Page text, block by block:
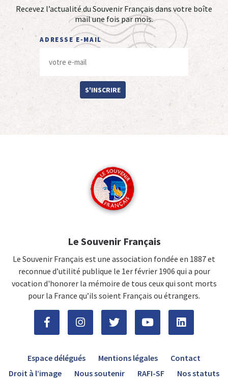
Recevez l’actualité du Souvenir Français dans votre boîte
mail une fois par mois.
ADRESSE E-MAIL
S'INSCRIRE
Le Souvenir Français
Le Souvenir Français est une association fondée en 1887 et
reconnue d’utilité publique le 1er février 1906 qui a pour
vocation d'honorer la mémoire de tous ceux qui sont morts
pour la France qu’ils soient Français ou étrangers.
Espace délégués Mentions légales
Contact
Droit à l’image
Nous soutenir RAFI-SF Nos statuts